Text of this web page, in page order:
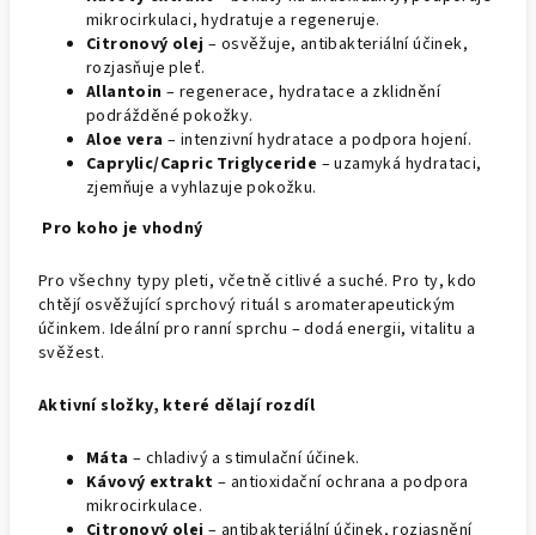
mikrocirkulaci, hydratuje a regeneruje.
Citronový olej – osvěžuje, antibakteriální účinek,
rozjasňuje pleť.
Allantoin – regenerace, hydratace a zklidnění
podrážděné pokožky.
Aloe vera – intenzivní hydratace a podpora hojení.
Caprylic/Capric Triglyceride – uzamyká hydrataci,
zjemňuje a vyhlazuje pokožku.
Pro koho je vhodný
Pro všechny typy pleti, včetně citlivé a suché. Pro ty, kdo
chtějí osvěžující sprchový rituál s aromaterapeutickým
účinkem. Ideální pro ranní sprchu – dodá energii, vitalitu a
svěžest.
Aktivní složky, které dělají rozdíl
Máta – chladivý a stimulační účinek.
Kávový extrakt – antioxidační ochrana a podpora
mikrocirkulace.
Citronový olej – antibakteriální účinek, rozjasnění